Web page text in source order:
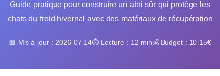
Guide pratique pour construire un abri sûr qui protège les
chats du froid hivernal avec des matériaux de récupération
📅 Mis à jour : 2026-07-14⏱️ Lecture : 12 min💰 Budget : 10-15€